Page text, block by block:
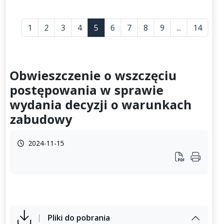
1 2 3 4 5 6 7 8 9 ... 14
Obwieszczenie o wszczęciu
postępowania w sprawie
wydania decyzji o warunkach
zabudowy
2024-11-15
Pliki do pobrania